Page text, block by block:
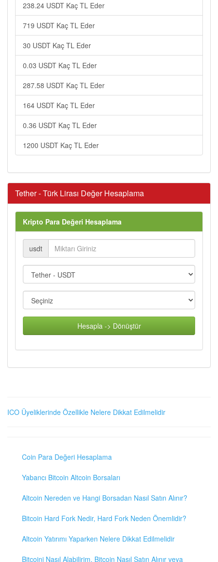
238.24 USDT Kaç TL Eder
719 USDT Kaç TL Eder
30 USDT Kaç TL Eder
0.03 USDT Kaç TL Eder
287.58 USDT Kaç TL Eder
164 USDT Kaç TL Eder
0.36 USDT Kaç TL Eder
1200 USDT Kaç TL Eder
Tether - Türk Lirası Değer Hesaplama
Kripto Para Değeri Hesaplama
usdt
Hesapla -> Dönüştür
ICO Üyeliklerinde Özellikle Nelere Dikkat Edilmelidir
Coin Para Değeri Hesaplama
Yabancı Bitcoin Altcoin Borsaları
Altcoin Nereden ve Hangi Borsadan Nasıl Satın Alınır?
Bitcoin Hard Fork Nedir, Hard Fork Neden Önemlidir?
Altcoin Yatırımı Yaparken Nelere Dikkat Edilmelidir
Bitcoini Nasıl Alabilirim, Bitcoin Nasıl Satın Alınır veya